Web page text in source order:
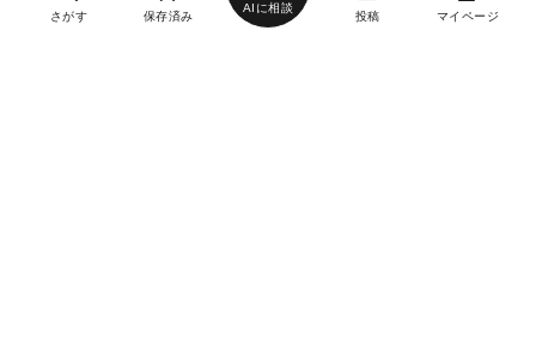
さがす 保存済み
AIに相談
投稿 マイページ